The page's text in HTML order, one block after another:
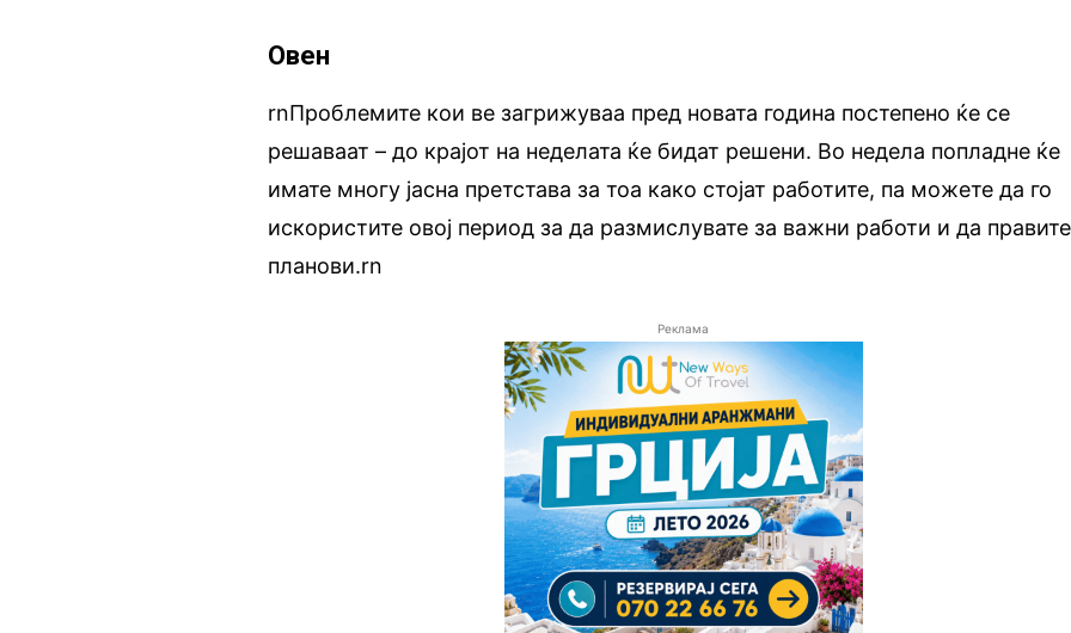
Овен
rnПроблемите кои ве загрижуваа пред новата година постепено ќе се
решаваат – до крајот на неделата ќе бидат решени. Во недела попладне ќе
имате многу јасна претстава за тоа како стојат работите, па можете да го
искористите овој период за да размислувате за важни работи и да правите
планови.rn
Реклама